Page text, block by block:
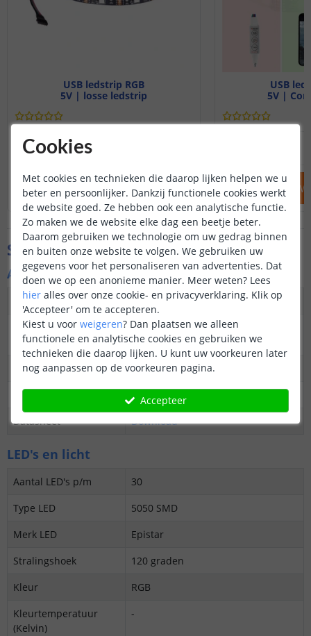
USB ledstrip RGB
5V | losse ledstrip
OP VOORRAAD
IN WINKELWAGEN
USB
5V |
IN
Specificaties
Algemene kenmerken
Dimbaar
Ja
3M plakstrip over de
gehele lengte
Ja
Garantie
5 jaar
Op maat te knippen
elke 3,34 cm
Datasheet
Download
LED's en licht
Aantal LED's p/m
30
Type LED
5050 SMD
Merk LED
Epistar
Stralingshoek
120 graden
Kleur
RGB
Kleurtemperatuur
(Kelvin)
-
Cookies
Met cookies en technieken die daarop lijken helpen we u
beter en persoonlijker. Dankzij functionele cookies werkt
de website goed. Ze hebben ook een analytische functie.
Zo maken we de website elke dag een beetje beter.
Daarom gebruiken we technologie om uw gedrag binnen
en buiten onze website te volgen. We gebruiken uw
gegevens voor het personaliseren van advertenties. Dat
doen we op een anonieme manier. Meer weten? Lees
hier alles over onze cookie- en privacyverklaring. Klik op
'Accepteer' om te accepteren.
Kiest u voor weigeren? Dan plaatsen we alleen
functionele en analytische cookies en gebruiken we
technieken die daarop lijken. U kunt uw voorkeuren later
nog aanpassen op de voorkeuren pagina.
Accepteer